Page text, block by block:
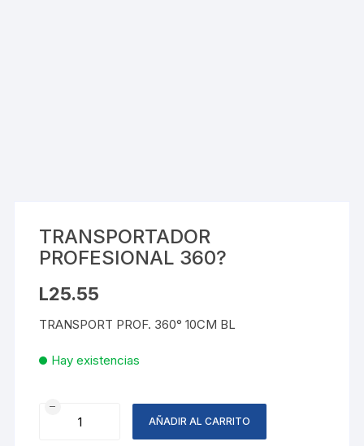
TRANSPORTADOR
PROFESIONAL 360?
L25.55
TRANSPORT PROF. 360° 10CM BL
Hay existencias
TRANSPORTADOR
PROFESIONAL
AÑADIR AL CARRITO